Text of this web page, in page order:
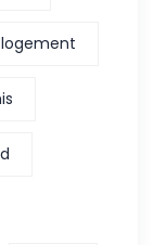
logement